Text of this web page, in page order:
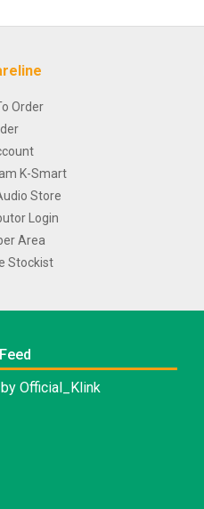
Order
K-Smart
Store
Login
Area
Stockist
Official_Klink